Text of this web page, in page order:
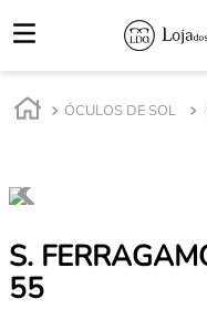
ÓCULOS DE SOL
S.
55